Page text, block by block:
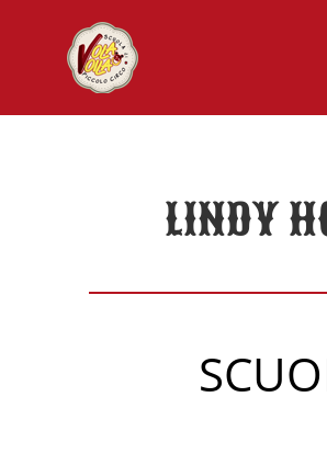
contenuto
LINDY